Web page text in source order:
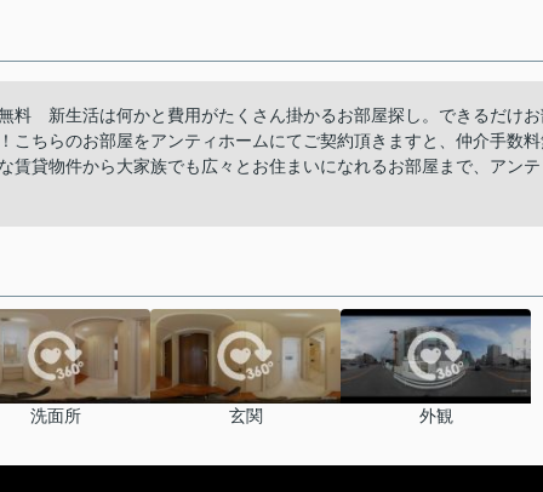
料 新生活は何かと費用がたくさん掛かるお部屋探し。できるだけお
こちらのお部屋をアンティホームにてご契約頂きますと、仲介手数
賃貸物件から大家族でも広々とお住まいになれるお部屋まで、アンテ
洗面所 玄関 外観